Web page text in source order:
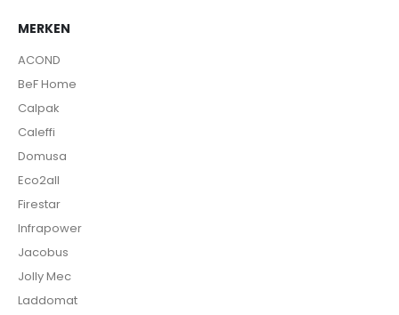
MERKEN
ACOND
BeF Home
Calpak
Caleffi
Domusa
Eco2all
Firestar
Infrapower
Jacobus
Jolly Mec
Laddomat